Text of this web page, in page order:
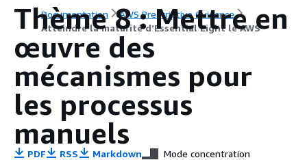
Documentation
AWS Prescriptive Guidance
Atteindre la maturité d'Essential Eight le AWS
Thème 8 : Mettre en
œuvre des
mécanismes pour
les processus
manuels
PDF RSS Markdown Mode concentration